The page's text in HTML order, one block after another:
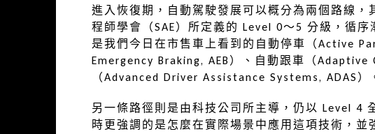
進入恢復期，自動駕駛發展可以概分為兩個路線
程師學會（SAE）所定義的 Level 0～5 分級，循
是我們今日在市售車上看到的自動停車（Active
Emergency Braking, AEB）、自動跟車（
（Advanced Driver Assistance Systems, ADAS）
另一條路徑則是由科技公司所主導，仍以 Level 4
時更強調的是怎麼在實際場景中應用這項技術，並